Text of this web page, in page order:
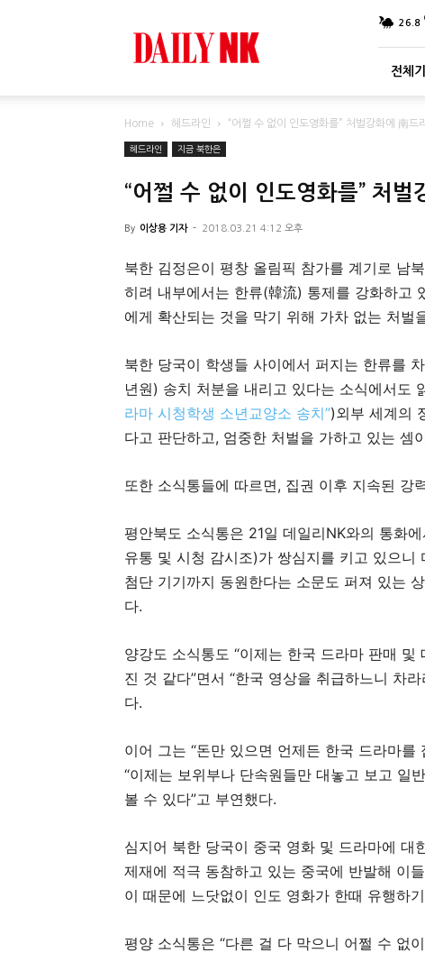
26.8 C
전체
Home 헤드라인 “어쩔 수 없이 인도영화를” 처벌강화에 南드
헤드라인 지금 북한은
“어쩔 수 없이 인도영화를” 처
By 이상용 기자 - 2018.03.21 4:12 오후
북한 김정은이 평창 올림픽 참가를 계기로 남
히려 내부에서는 한류(韓流) 통제를 강화하고
에게 확산되는 것을 막기 위해 가차 없는 처벌
북한 당국이 학생들 사이에서 퍼지는 한류를
년원) 송치 처분을 내리고 있다는 소식에서도
라마 시청학생 소년교양소 송치”)외부 세계의
다고 판단하고, 엄중한 처벌을 가하고 있는 셈
또한 소식통들에 따르면, 집권 이후 지속된 강
평안북도 소식통은 21일 데일리NK와의 통화
유통 및 시청 감시조)가 쌍심지를 키고 있으니
첨단 기기까지 동원한다는 소문도 퍼져 있는
다.
양강도 소식통도 “이제는 한국 드라마 판매
진 것 같다”면서 “한국 영상을 취급하느니 차
다.
이어 그는 “돈만 있으면 언제든 한국 드라마
“이제는 보위부나 단속원들만 대놓고 보고 일
볼 수 있다”고 부연했다.
심지어 북한 당국이 중국 영화 및 드라마에 대
제재에 적극 동참하고 있는 중국에 반발해 이
이 때문에 느닷없이 인도 영화가 한때 유행하
평양 소식통은 “다른 걸 다 막으니 어쩔 수 없